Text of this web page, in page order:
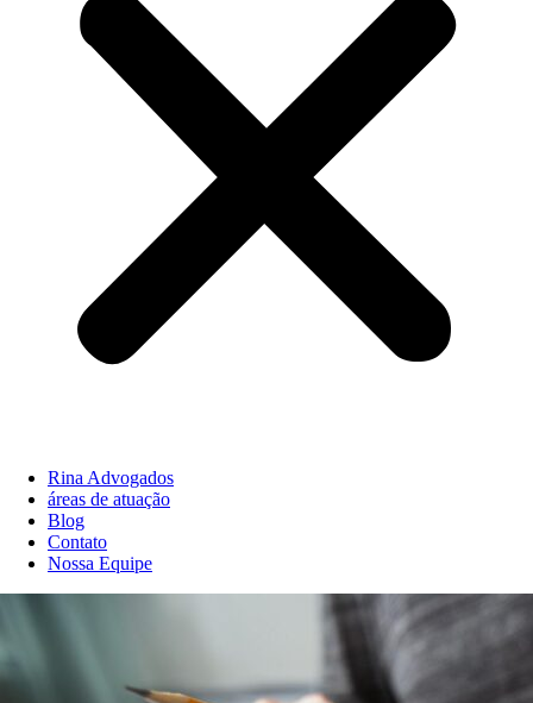
Rina Advogados
áreas de atuação
Blog
Contato
Nossa Equipe